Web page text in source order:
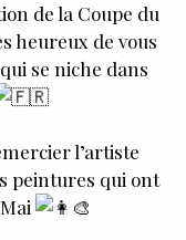
de la Coupe du
heureux de vous
se niche dans
l’artiste
peintures qui ont